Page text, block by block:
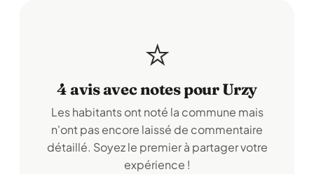
⭐
4 avis avec notes pour Urzy
Les habitants ont noté la commune mais
n'ont pas encore laissé de commentaire
détaillé. Soyez le premier à partager votre
expérience !